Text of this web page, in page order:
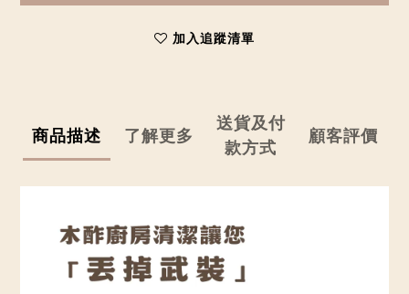
加入追蹤清單
商品描述 了解更多
送貨及付
款方式
顧客評價